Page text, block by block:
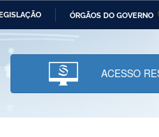
ÓRGÃOS DO GOVERNO
Ministério da Infraestrutura
Ministério da Ciência,
Tecnologia, Inovações e
Comunicações
ACESSO